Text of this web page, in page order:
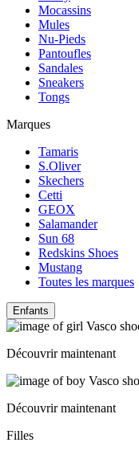
Mocassins
Mules
Nu-Pieds
Pantoufles
Sandales
Sneakers
Tongs
Marques
Tamaris
S.Oliver
Skechers
Cetti
GEOX
Salamander
Sun 68
Redskins Shoes
Mustang
Toutes les marques
Enfants
Découvrir maintenant
Découvrir maintenant
Filles